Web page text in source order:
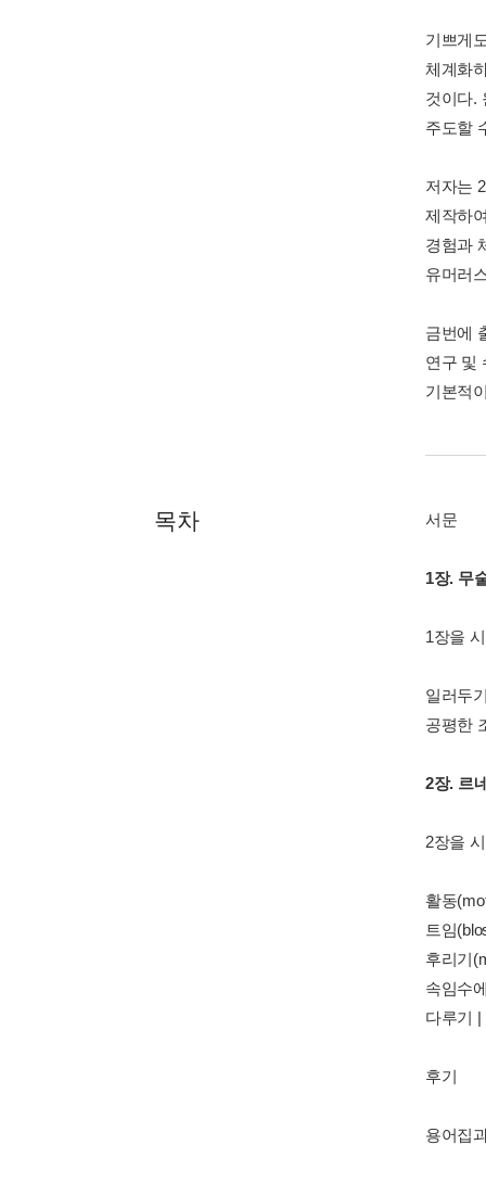
기쁘게
체계화
것이다.
주도할
저자는
제작하
경험과
유머러
금번에
연구 및
기본적
목차 서문
1장. 무
1장을
일러두
공평한
2장. 르
2장을
활동
트임
후리기
속임수
다루기 |
후기
용어집